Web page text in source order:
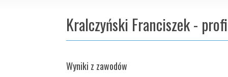
Kralczyński Franciszek -
Wyniki z zawodów